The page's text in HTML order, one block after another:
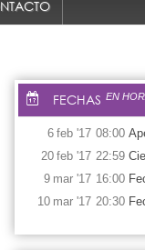
FECHAS EN
6 feb '17 08:00
20 feb '17 22:59
9 mar '17 16:00
10 mar '17 20:30